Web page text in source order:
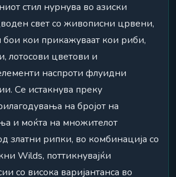
стил нурнува во азиски
свет со живописни црвени,
бои кои прикажуваат кои риби,
лотосови цветови и
наспроти флуидни
Се истакнува преку
на бројот на
и моќта на множителот
златни рипки, во комбинација со
Wilds, поттикнувајќи
со висока варијантанса во